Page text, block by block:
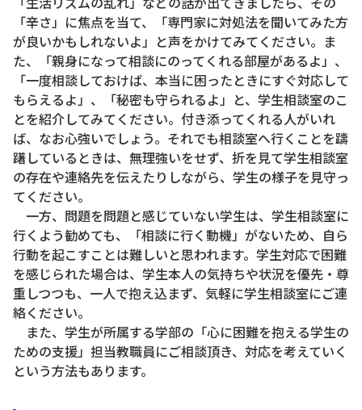
「辛さ」に焦点を当て、「専門家に対処法を聞いてみた方
が良いかもしれないよ」と声をかけてみてください。ま
た、「親身になって相談にのってくれる部屋があるよ」、
「一度相談しておけば、本当に困ったときにすぐ対応して
もらえるよ」、「秘密も守られるよ」と、学生相談室のこ
とを紹介してみてください。付き添ってくれる人がいれ
ば、なお心強いでしょう。それでも相談室へ行くことを躊
躇しているときは、無理強いをせず、折を見て学生相談室
の存在や連絡先を伝えたりしながら、学生の様子を見守っ
てください。
一方、問題を問題と感じていない学生は、学生相談室に
行くよう勧めても、「相談に行く動機」がないため、自ら
行動を起こすことは難しいと思われます。学生対応で困難
を感じられた場合は、学生本人の気持ちや状況を優先・尊
重しつつも、一人で抱え込まず、気軽に学生相談室にご連
絡ください。
また、学生が所属する学部の「心に困難を抱える学生の
ための支援」担当教職員にご相談頂き、対応を考えていく
という方法もあります。